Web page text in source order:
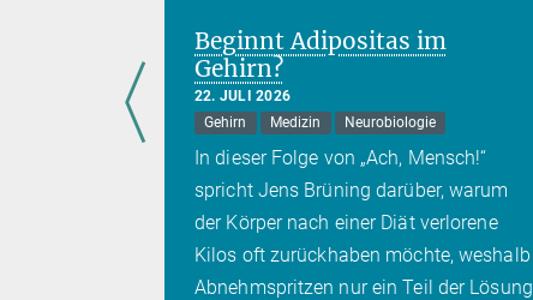
Beginnt Adipositas im
Gehirn?
22. JULI 2026
Gehirn
Medizin Neurobiologie
In dieser Folge von „Ach, Mensch!“
spricht Jens Brüning darüber, warum
der Körper nach einer Diät verlorene
Kilos oft zurückhaben möchte, weshalb
Abnehmspritzen nur ein Teil der Lösung